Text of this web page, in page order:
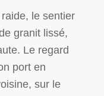
le sentier
granit lissé,
Le regard
port en
sur le